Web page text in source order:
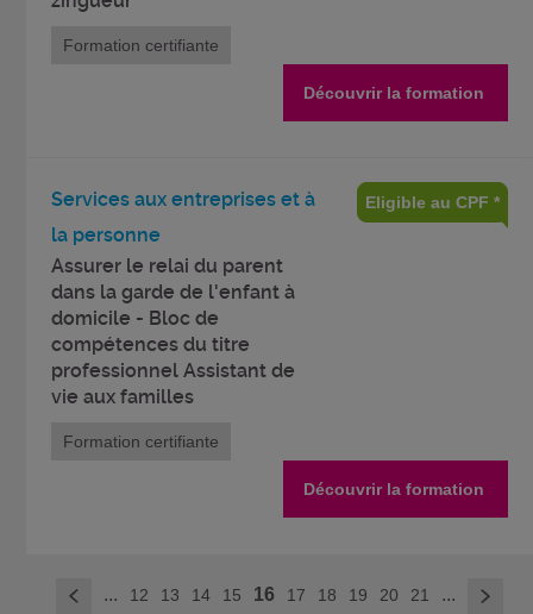
Formation certifiante
Découvrir la formation
Services aux entreprises et à
la personne
Assurer le relai du parent
dans la garde de l'enfant à
domicile - Bloc de
compétences du titre
professionnel Assistant de
vie aux familles
Eligible au CPF *
Formation certifiante
Découvrir la formation
< ... 12 13 14 15 16 17 18 19 20 21 ... >